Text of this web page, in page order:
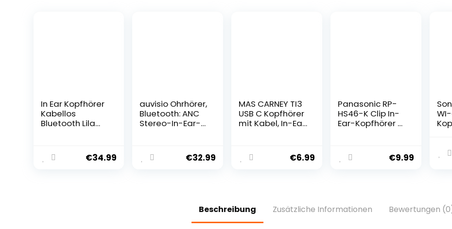
In Ear Kopfhörer
Kabellos
Bluetooth Lila
Buds Bluetooth
Kopfhörer
€34.99
auvisio Ohrhörer,
Bluetooth: ANC
Stereo-In-Ear-
Geräusch-
Unterdrückung
Freisprecheinrich
€32.99
MAS CARNEY TI3
USB C Kopfhörer
mit Kabel, In-Ear
USB-C
Anschluss,
und Apple
iPhone 15
€6.99
Panasonic RP-
HS46-K Clip In-
Ear-Kopfhörer –
angenehm zu
tragen, schwarz
€9.99
Beschreibung Zusätzliche Informationen Bewertungen